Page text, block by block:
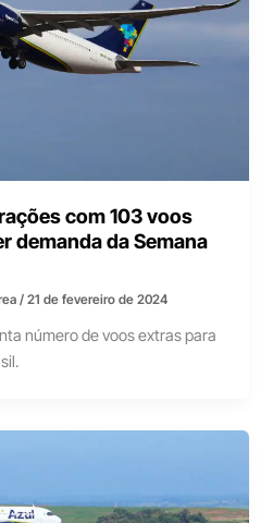
com 103 voos
demanda da Semana
/21 de fevereiro de 2024
número de voos extras para